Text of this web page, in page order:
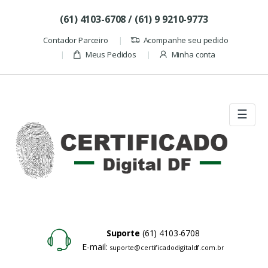
(61) 4103-6708 / (61) 9 9210-9773
Contador Parceiro
Acompanhe seu pedido
Meus Pedidos
Minha conta
☰
Suporte (61) 4103-6708
E-mail: suporte@certificadodigitaldf.com.br